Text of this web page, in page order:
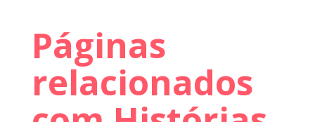
Páginas
relacionados